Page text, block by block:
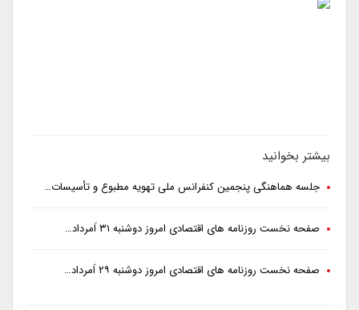
بیشتر بخوانید
جلسه هماهنگی پنجمین کنفرانس ملی تهویه مطبوع و تأسیسات…
صفحه نخست روزنامه های اقتصادی امروز دوشنبه ۳۱ اَمرداد…
صفحه نخست روزنامه های اقتصادی امروز دوشنبه ۲۹ اَمرداد…